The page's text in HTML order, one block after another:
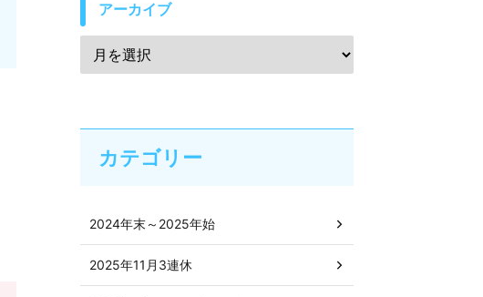
アーカイブ
カテゴリー
2024年末～2025年始
2025年11月3連休